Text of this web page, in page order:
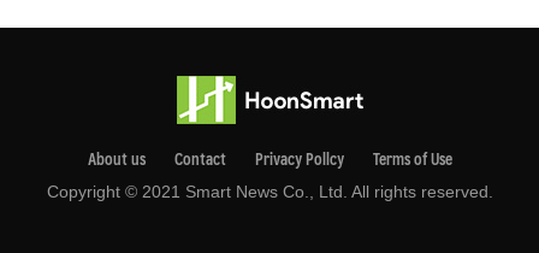
About us Contact Privacy Pollcy Terms of Use
Copyright © 2021 Smart News Co., Ltd. All rights reserved.